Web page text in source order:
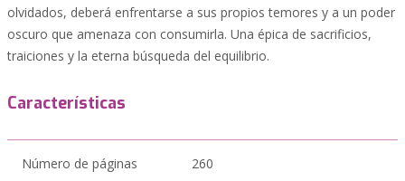
olvidados, deberá enfrentarse a sus propios temores y a un poder
oscuro que amenaza con consumirla. Una épica de sacrificios,
traiciones y la eterna búsqueda del equilibrio.
Características
Número de páginas 260